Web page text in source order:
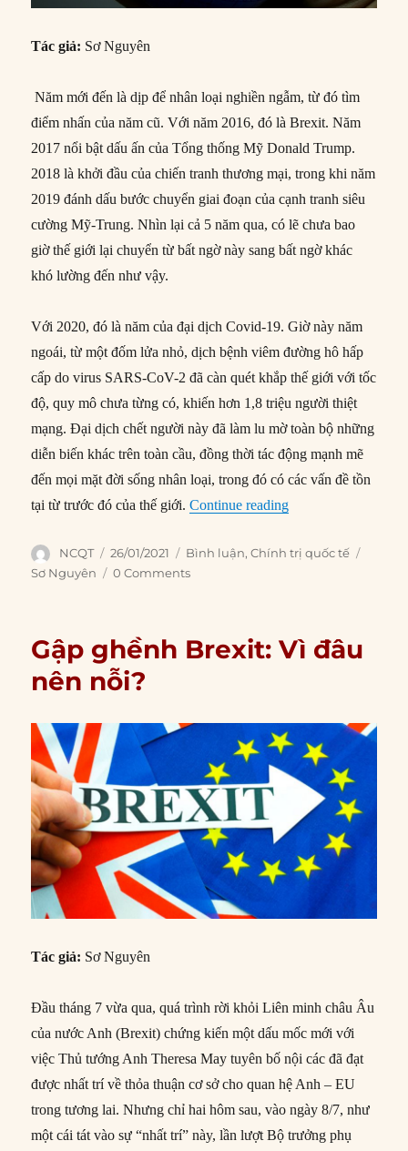
Tác giả: Sơ Nguyên
Năm mới đến là dịp để nhân loại nghiền ngẫm, từ đó tìm
điểm nhấn của năm cũ. Với năm 2016, đó là Brexit. Năm
2017 nổi bật dấu ấn của Tổng thống Mỹ Donald Trump.
2018 là khởi đầu của chiến tranh thương mại, trong khi năm
2019 đánh dấu bước chuyển giai đoạn của cạnh tranh siêu
cường Mỹ-Trung. Nhìn lại cả 5 năm qua, có lẽ chưa bao
giờ thế giới lại chuyển từ bất ngờ này sang bất ngờ khác
khó lường đến như vậy.
Với 2020, đó là năm của đại dịch Covid-19. Giờ này năm
ngoái, từ một đốm lửa nhỏ, dịch bệnh viêm đường hô hấp
cấp do virus SARS-CoV-2 đã càn quét khắp thế giới với tốc
độ, quy mô chưa từng có, khiến hơn 1,8 triệu người thiệt
mạng. Đại dịch chết người này đã làm lu mờ toàn bộ những
diễn biến khác trên toàn cầu, đồng thời tác động mạnh mẽ
đến mọi mặt đời sống nhân loại, trong đó có các vấn đề tồn
tại từ trước đó của thế giới.Continue reading“Bức tranh chính trị
Author
NCQT
Posted
on
26/01/2021 Categories
Bình luận,Chính trị quốc tế
Sơ Nguyên
0 Comments
Gập ghềnh Brexit: Vì đâu
nên nỗi?
Tác giả: Sơ Nguyên
Đầu tháng 7 vừa qua, quá trình rời khỏi Liên minh châu Âu
của nước Anh (Brexit) chứng kiến một dấu mốc mới với
việc Thủ tướng Anh Theresa May tuyên bố nội các đã đạt
được nhất trí về thỏa thuận cơ sở cho quan hệ Anh – EU
trong tương lai. Nhưng chỉ hai hôm sau, vào ngày 8/7, như
một cái tát vào sự “nhất trí” này, lần lượt Bộ trưởng phụ